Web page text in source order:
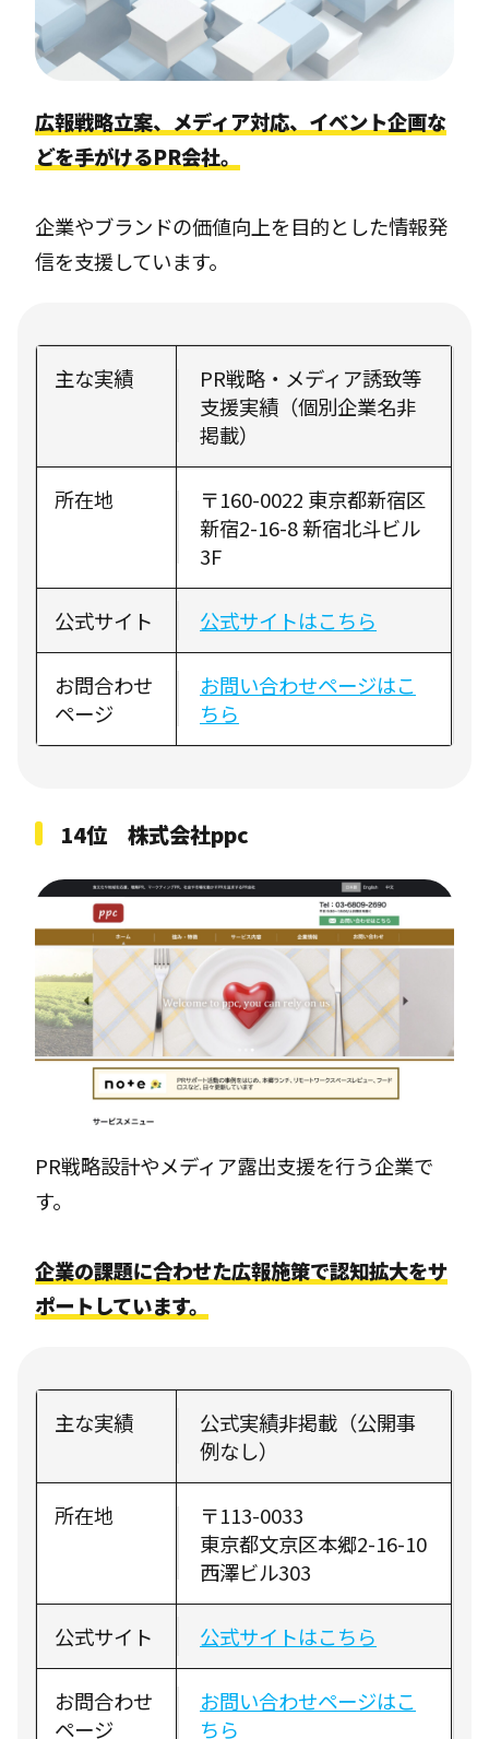
広報戦略立案、メディア対応、イベント企画な
どを手がけるPR会社。
企業やブランドの価値向上を目的とした情報発
信を支援しています。
主な実績
PR戦略・メディア誘致等
支援実績（個別企業名非
掲載）
所在地
〒160-0022 東京都新宿区
新宿2-16-8 新宿北斗ビル
3F
公式サイト 公式サイトはこちら
お問合わせ
ページ
お問い合わせページはこ
ちら
14位 株式会社ppc
PR戦略設計やメディア露出支援を行う企業で
す。
企業の課題に合わせた広報施策で認知拡大をサ
ポートしています。
主な実績
公式実績非掲載（公開事
例なし）
所在地
〒113-0033
東京都文京区本郷2-16-10
西澤ビル303
公式サイト 公式サイトはこちら
お問合わせ
ページ
お問い合わせページはこ
ちら